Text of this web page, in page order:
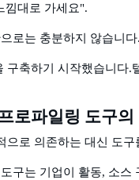
낌대로 가세요".
로는 충분하지 않습니다.
구축하기 시작했습니다.
로파일링 도구의
으로 의존하는 대신 도
구는 기업이 활동, 소스